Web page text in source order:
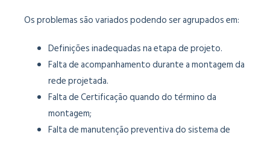
Os problemas são variados podendo ser agrupados em:
Definições inadequadas na etapa de projeto.
Falta de acompanhamento durante a montagem da
rede projetada.
Falta de Certificação quando do término da
montagem;
Falta de manutenção preventiva do sistema de